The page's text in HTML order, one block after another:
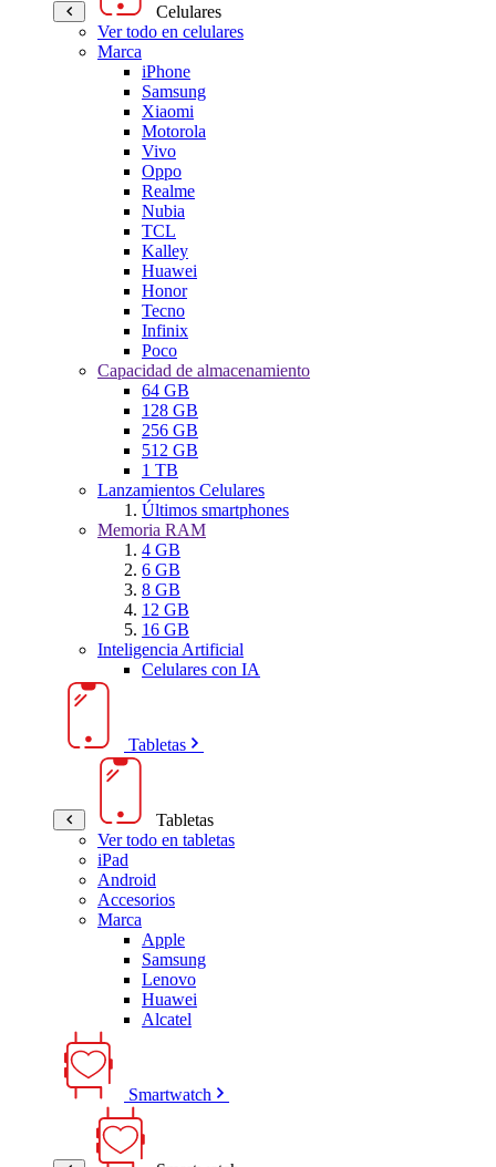
Celulares
Ver todo en celulares
Marca
iPhone
Samsung
Xiaomi
Motorola
Vivo
Oppo
Realme
Nubia
TCL
Kalley
Huawei
Honor
Tecno
Infinix
Poco
Capacidad de almacenamiento
64 GB
128 GB
256 GB
512 GB
1 TB
Lanzamientos Celulares
Últimos smartphones
Memoria RAM
4 GB
6 GB
8 GB
12 GB
16 GB
Inteligencia Artificial
Celulares con IA
Tabletas
Tabletas
Ver todo en tabletas
iPad
Android
Accesorios
Marca
Apple
Samsung
Lenovo
Huawei
Alcatel
Smartwatch